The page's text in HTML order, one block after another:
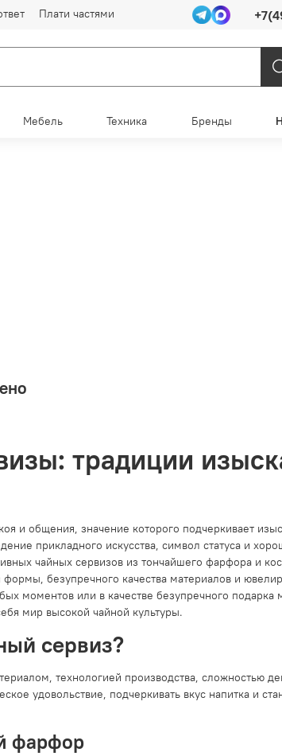
Плати частями
Мебель Техника Бренды
традиции
и общения, значение которого подчеркивает
прикладного искусства, символ статуса и
чайных сервизов из тончайшего фарфора и
безупречного качества материалов и
моментов или в качестве безупречного
мир высокой чайной культуры.
сервиз?
технологией производства, сложностью
удовольствие, подчеркивать вкус напитка и
фарфор